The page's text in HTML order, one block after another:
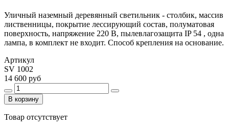
Уличный наземный деревянный светильник - столбик, массив
лиственницы, покрытие лессирующий состав, полуматовая
поверхность, напряжение 220 В, пылевлагозащита IP 54 , одна
лампа, в комплект не входит. Способ крепления на основание.
Артикул
SV 1002
14 600 руб
В корзину
Товар отсутствует